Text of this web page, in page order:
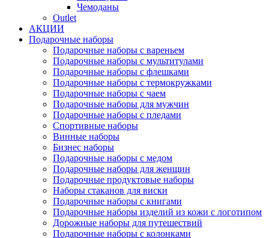
Чемоданы
Outlet
АКЦИИ
Подарочные наборы
Подарочные наборы с вареньем
Подарочные наборы с мультитулами
Подарочные наборы с флешками
Подарочные наборы с термокружками
Подарочные наборы с чаем
Подарочные наборы для мужчин
Подарочные наборы с пледами
Спортивные наборы
Винные наборы
Бизнес наборы
Подарочные наборы с медом
Подарочные наборы для женщин
Подарочные продуктовые наборы
Наборы стаканов для виски
Подарочные наборы с книгами
Подарочные наборы изделий из кожи с логотипом
Дорожные наборы для путешествий
Подарочные наборы с колонками